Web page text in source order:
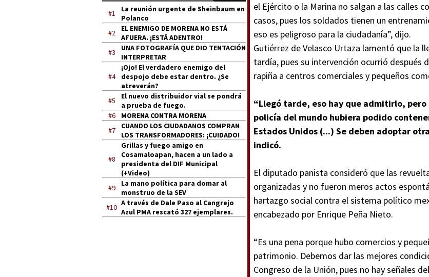
#1
La reunión urgente de Sheinbaum en
Polanco
#2
EL ENEMIGO DE MORENA NO ESTÁ
AFUERA. ¡ESTÁ ADENTRO!
#3
UNA FOTOGRAFÍA QUE DIO TENTACIÓN
INTERPRETAR
#4
¡Ojo! El verdadero enemigo del
despojo debe estar dentro. ¿Se
atreverán?
#5
El nuevo distribuidor vial se pondrá
a prueba de fuego.
#6
MORENA CONTRA MORENA
#7
CUANDO LOS CIUDADANOS COMPRAN
LOS TRANSFORMADORES: ¡CUIDADO!
#8
Grillas y fuego amigo en
Cosamaloapan, hacen a un lado a
presidenta del DIF Municipal
(+Video)
#9
La mano política para domar al
monstruo de la SEV
#10 A través de Dale Paso al Cangrejo
Azul PMA rescató 327 ejemplares.
el Ejército o la Marina no salgan a las calles
casos, pues los soldados tienen un
eso es peligroso para la ciudadanía”, dijo.
Gutiérrez de Velasco Urtaza lamentó que la
tardía, pues su intervención ocurrió después
rapiña a centros comerciales y pequeños
“Llegó tarde, eso hay que admitirlo,
policía del mundo hubiera podido
Estados Unidos (...) Se deben adoptar
indicó.
El diputado panista consideró que las
organizadas y no fueron meros actos
hartazgo social contra el sistema político
encabezado por Enrique Peña Nieto.
“Es una pena porque hubo comercios y
patrimonio. Debemos dar las mejores
Congreso de la Unión, pues no hay señales